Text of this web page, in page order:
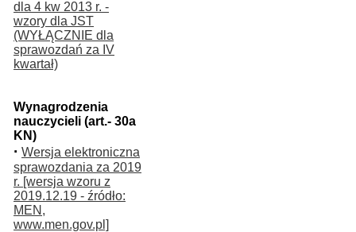
dla 4 kw 2013 r. -
wzory dla JST
(WYŁĄCZNIE dla
sprawozdań za IV
kwartał)
Wynagrodzenia
nauczycieli (art.- 30a
KN)
· Wersja elektroniczna
sprawozdania za 2019
r. [wersja wzoru z
2019.12.19 - źródło:
MEN,
www.men.gov.pl]